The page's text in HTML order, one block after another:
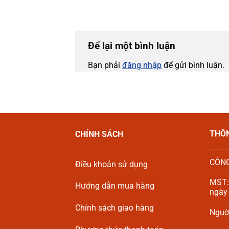
Để lại một bình luận
Bạn phải đăng nhập để gửi bình luận.
CHÍNH SÁCH
Điều khoản sử dụng
Hướng dẫn mua hàng
Chính sách giao hàng